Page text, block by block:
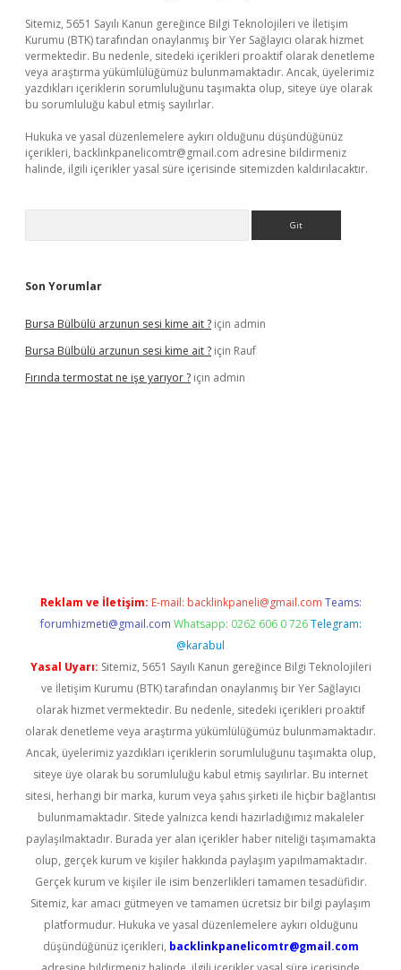
Sitemiz, 5651 Sayılı Kanun gereğince Bilgi Teknolojileri ve İletişim
Kurumu (BTK) tarafından onaylanmış bir Yer Sağlayıcı olarak hizmet
vermektedir. Bu nedenle, sitedeki içerikleri proaktif olarak denetleme
veya araştırma yükümlülüğümüz bulunmamaktadır. Ancak, üyelerimiz
yazdıkları içeriklerin sorumluluğunu taşımakta olup, siteye üye olarak
bu sorumluluğu kabul etmiş sayılırlar.
Hukuka ve yasal düzenlemelere aykırı olduğunu düşündüğünüz
içerikleri, backlinkpanelicomtr@gmail.com adresine bildirmeniz
halinde, ilgili içerikler yasal süre içerisinde sitemizden kaldırılacaktır.
Son Yorumlar
Bursa Bülbülü arzunun sesi kime ait ? için admin
Bursa Bülbülü arzunun sesi kime ait ? için Rauf
Fırında termostat ne işe yarıyor ? için admin
Reklam ve İletişim: E-mail: backlinkpaneli@gmail.com Teams:
forumhizmeti@gmail.com Whatsapp: 0262 606 0 726 Telegram:
@karabul
Yasal Uyarı: Sitemiz, 5651 Sayılı Kanun gereğince Bilgi Teknolojileri
ve İletişim Kurumu (BTK) tarafından onaylanmış bir Yer Sağlayıcı
olarak hizmet vermektedir. Bu nedenle, sitedeki içerikleri proaktif
olarak denetleme veya araştırma yükümlülüğümüz bulunmamaktadır.
Ancak, üyelerimiz yazdıkları içeriklerin sorumluluğunu taşımakta olup,
siteye üye olarak bu sorumluluğu kabul etmiş sayılırlar. Bu internet
sitesi, herhangi bir marka, kurum veya şahıs şirketi ile hiçbir bağlantısı
bulunmamaktadır. Sitede yalnızca kendi hazırladığımız makaleler
paylaşılmaktadır. Burada yer alan içerikler haber niteliği taşımamakta
olup, gerçek kurum ve kişiler hakkında paylaşım yapılmamaktadır.
Gerçek kurum ve kişiler ile isim benzerlikleri tamamen tesadüfidir.
Sitemiz, kar amacı gütmeyen ve tamamen ücretsiz bir bilgi paylaşım
platformudur. Hukuka ve yasal düzenlemelere aykırı olduğunu
düşündüğünüz içerikleri, backlinkpanelicomtr@gmail.com